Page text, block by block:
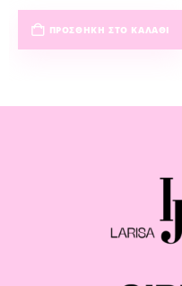
ΠΡΟΣΘΉΚΗ ΣΤΟ ΚΑΛΆΘΙ